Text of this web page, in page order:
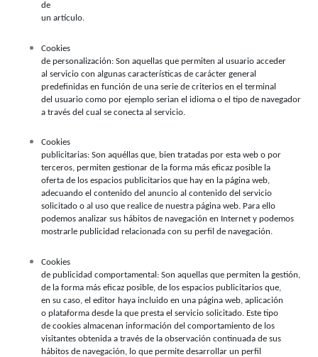
de
un artículo.
Cookies
de personalización: Son aquellas que permiten al usuario acceder
al servicio con algunas características de carácter general
predefinidas en función de una serie de criterios en el terminal
del usuario como por ejemplo serian el idioma o el tipo de navegador
a través del cual se conecta al servicio.
Cookies
publicitarias: Son aquéllas que, bien tratadas por esta web o por
terceros, permiten gestionar de la forma más eficaz posible la
oferta de los espacios publicitarios que hay en la página web,
adecuando el contenido del anuncio al contenido del servicio
solicitado o al uso que realice de nuestra página web. Para ello
podemos analizar sus hábitos de navegación en Internet y podemos
mostrarle publicidad relacionada con su perfil de navegación.
Cookies
de publicidad comportamental: Son aquellas que permiten la gestión,
de la forma más eficaz posible, de los espacios publicitarios que,
en su caso, el editor haya incluido en una página web, aplicación
o plataforma desde la que presta el servicio solicitado. Este tipo
de cookies almacenan información del comportamiento de los
visitantes obtenida a través de la observación continuada de sus
hábitos de navegación, lo que permite desarrollar un perfil